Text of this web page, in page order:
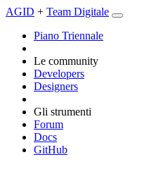
AGID + Team Digitale
Piano Triennale
Le community
Developers
Designers
Gli strumenti
Forum
Docs
GitHub